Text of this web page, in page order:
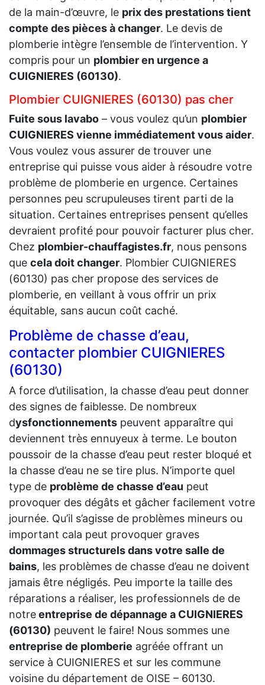
de la main-d’œuvre, le prix des prestations tient
compte des pièces à changer. Le devis de
plomberie intègre l’ensemble de l’intervention. Y
compris pour un plombier en urgence a
CUIGNIERES (60130).
Plombier CUIGNIERES (60130) pas cher
Fuite sous lavabo – vous voulez qu’un plombier
CUIGNIERES vienne immédiatement vous aider.
Vous voulez vous assurer de trouver une
entreprise qui puisse vous aider à résoudre votre
problème de plomberie en urgence. Certaines
personnes peu scrupuleuses tirent parti de la
situation. Certaines entreprises pensent qu’elles
devraient profité pour pouvoir facturer plus cher.
Chez plombier-chauffagistes.fr, nous pensons
que cela doit changer. Plombier CUIGNIERES
(60130) pas cher propose des services de
plomberie, en veillant à vous offrir un prix
équitable, sans aucun coût caché.
Problème de chasse d’eau,
contacter plombier CUIGNIERES
(60130)
A force d’utilisation, la chasse d’eau peut donner
des signes de faiblesse. De nombreux
dysfonctionnements peuvent apparaître qui
deviennent très ennuyeux à terme. Le bouton
poussoir de la chasse d’eau peut rester bloqué et
la chasse d’eau ne se tire plus. N’importe quel
type de problème de chasse d’eau peut
provoquer des dégâts et gâcher facilement votre
journée. Qu’il s’agisse de problèmes mineurs ou
important cala peut provoquer graves
dommages structurels dans votre salle de
bains, les problèmes de chasse d’eau ne doivent
jamais être négligés. Peu importe la taille des
réparations a réaliser, les professionnels de de
notreentreprise de dépannage a CUIGNIERES
(60130) peuvent le faire! Nous sommes une
entreprise de plomberie agréée offrant un
service à CUIGNIERES et sur les commune
voisine du département de OISE – 60130.